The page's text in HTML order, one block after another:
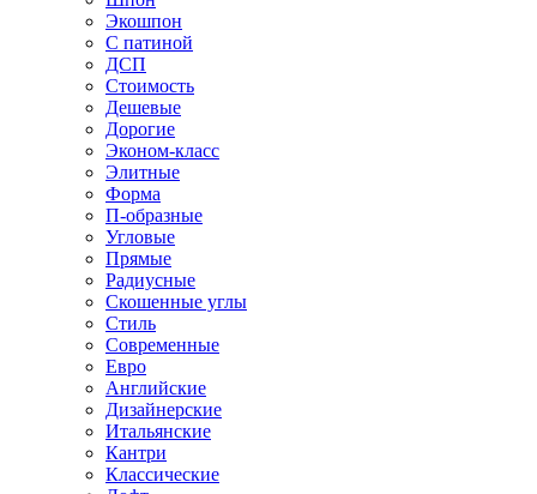
Экошпон
С патиной
ДСП
Стоимость
Дешевые
Дорогие
Эконом-класс
Элитные
Форма
П-образные
Угловые
Прямые
Радиусные
Скошенные углы
Стиль
Современные
Евро
Английские
Дизайнерские
Итальянские
Кантри
Классические